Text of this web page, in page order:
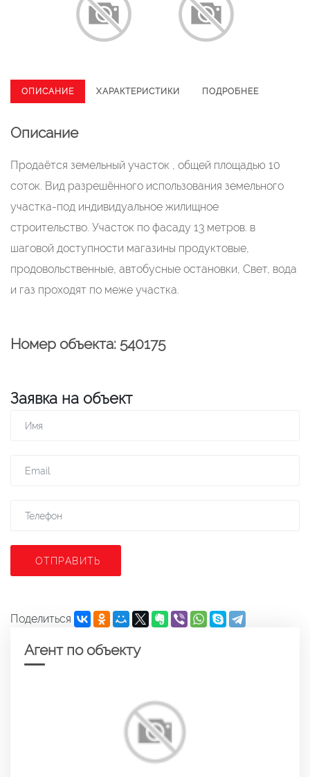
ОПИСАНИЕ ХАРАКТЕРИСТИКИ ПОДРОБНЕЕ
Описание
Продаётся земельный участок , общей площадью 10
соток. Вид разрешённого использования земельного
участка-под индивидуальное жилищное
строительство. Участок по фасаду 13 метров. в
шаговой доступности магазины продуктовые,
продовольственные, автобусные остановки, Свет, вода
и газ проходят по меже участка.
Номер объекта: 540175
Заявка на объект
ОТПРАВИТЬ
Поделиться
Агент по объекту